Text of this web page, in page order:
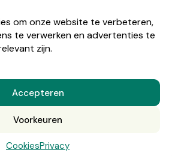
om onze website te verbeteren,
te verwerken en advertenties te
zijn.
Accepteren
Voorkeuren
CookiesPrivacy
de Prins nieuwsbrief